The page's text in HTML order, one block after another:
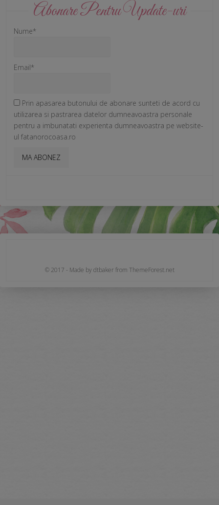
Abonare Pentru Update-uri
Nume*
Email*
Prin apasarea butonului de abonare sunteti de acord cu
utilizarea si pastrarea datelor dumneavoastra personale
pentru a imbunatati experienta dumneavoastra pe website-
ul fatanorocoasa.ro
© 2017 - Made by dtbaker from ThemeForest.net